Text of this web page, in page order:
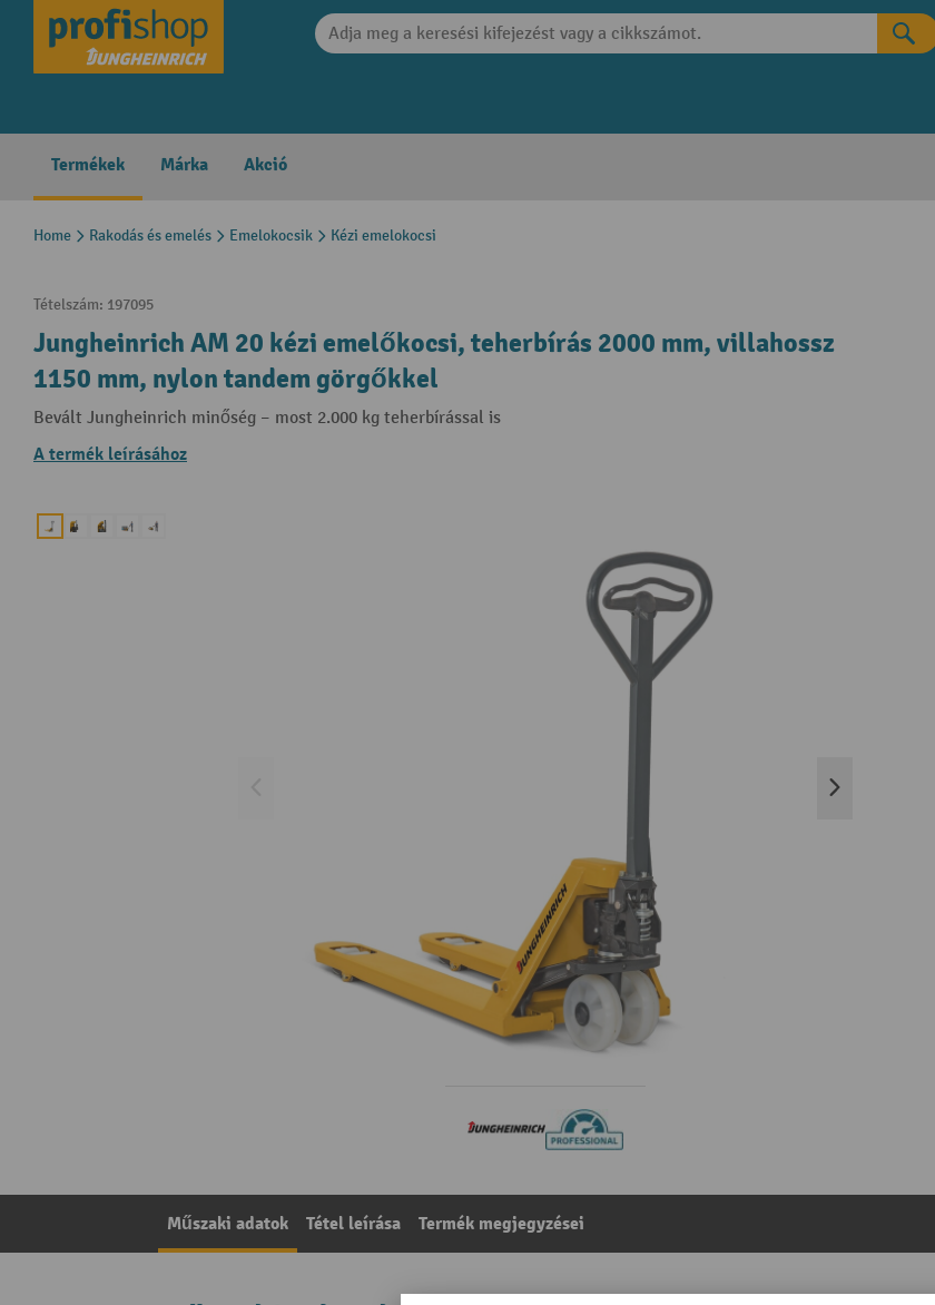
Skip to main navigation
Termékek Márka Akció
Home Rakodás és emelés Emelokocsik Kézi emelokocsi
Tételszám: 197095
Jungheinrich AM 20 kézi emelőkocsi, teherbírás 2000 mm, villahossz
1150 mm, nylon tandem görgőkkel
Bevált Jungheinrich minőség – most 2.000 kg teherbírással is
A termék leírásához
Műszaki adatok Tétel leírása Termék megjegyzései